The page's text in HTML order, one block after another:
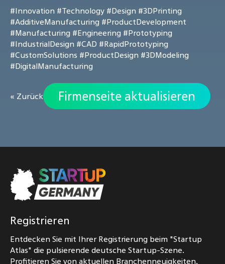
#Innovation #Technology #Design #3DPrinting
#AdditiveManufacturing #ProductDevelopment
#Manufacturing #Engineering #Prototyping
#IndustrialDesign #CAD #RapidPrototyping
#CustomSolutions #ProductDesign #3DModeling
#DigitalManufacturing
« Zurück Firmenseite aktualisieren
Registrieren
Entdecken Sie mit Ihrer Registrierung beim "Startup
Atlas" die pulsierende deutsche Startup-Szene.
Profitieren Sie von aktuellen Branchenneuigkeiten,